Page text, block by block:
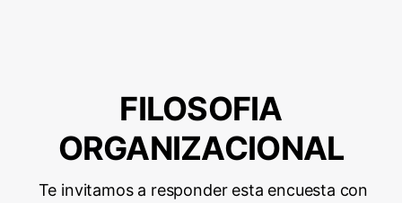
FILOSOFIA
ORGANIZACIONAL
Te invitamos a responder esta encuesta con